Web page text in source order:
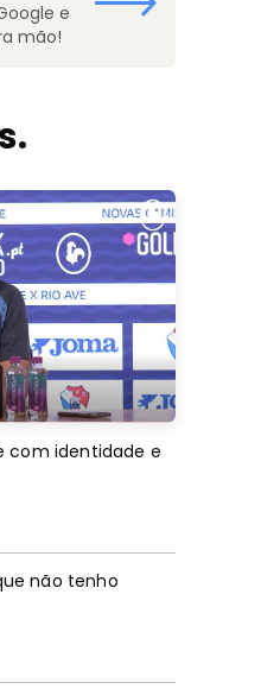
e
mão!
com identidade e
não tenho